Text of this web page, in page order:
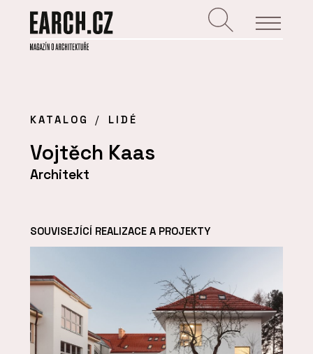
KATALOG LIDÉ
Vojtěch Kaas
Architekt
SOUVISEJÍCÍ REALIZACE A PROJEKTY